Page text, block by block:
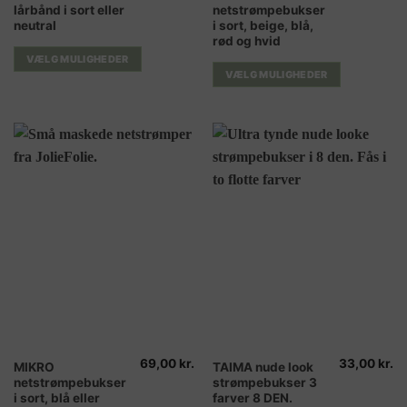
lårbånd i sort eller
neutral
VÆLG MULIGHEDER
vare
har
flere
varianter.
vælges
varesiden
netstrømpebukser
i sort, beige, blå,
rød og hvid
VÆLG MULIGHEDER
vare
har
flere
varianter.
Mulighederne
vælges
varesiden
MIKRO
netstrømpebukser
i sort, blå eller
69,00 kr.
Dette
vare
har
TAIMA nude look
strømpebukser 3
farver 8 DEN.
33,00 kr.
Dette
vare
har